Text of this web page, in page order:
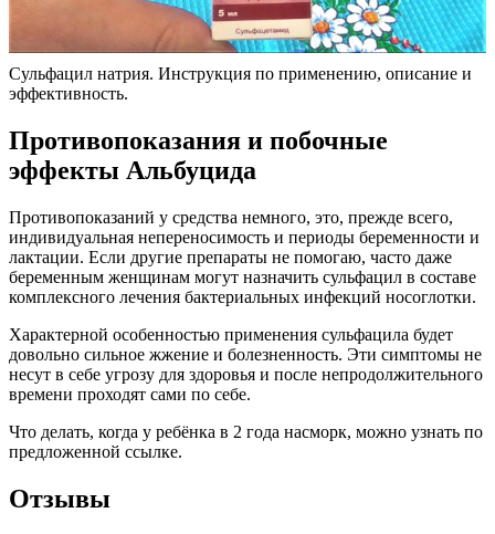
Сульфацил натрия. Инструкция по применению, описание и
эффективность.
Противопоказания и побочные
эффекты Альбуцида
Противопоказаний у средства немного, это, прежде всего,
индивидуальная непереносимость и периоды беременности и
лактации. Если другие препараты не помогаю, часто даже
беременным женщинам могут назначить сульфацил в составе
комплексного лечения бактериальных инфекций носоглотки.
Характерной особенностью применения сульфацила будет
довольно сильное жжение и болезненность. Эти симптомы не
несут в себе угрозу для здоровья и после непродолжительного
времени проходят сами по себе.
Что делать, когда у ребёнка в 2 года насморк, можно узнать по
предложенной ссылке.
Отзывы